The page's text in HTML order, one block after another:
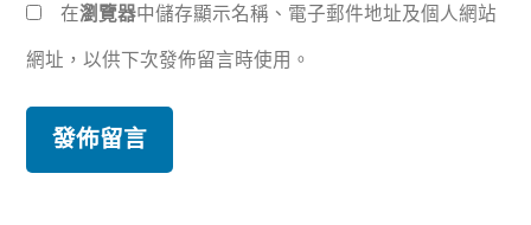
在瀏覽器中儲存顯示名稱、電子郵件地址及個人網站
網址，以供下次發佈留言時使用。